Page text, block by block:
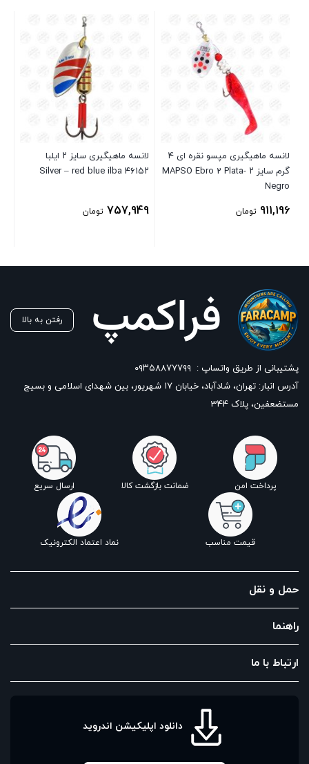
لانسه ماهیگیری مپسو نقره ای ۴
گرم سایز ۲ MAPSO Ebro 2 Plata-
Negro
911,196 تومان
لانسه ماهیگیری سایز ۲ ایلبا
۴۶۱۵۲ Silver – red blue ilba
757,949 تومان
رفتن به بالا
پشتیبانی از طریق واتساپ : ۰۹۳۵۸۸۷۷۷۹۹
آدرس انبار: تهران، شادآباد، خیابان ١٧ شهریور، بین شهدای اسلامی و بسیج
مستضعفین، پلاک 344
پرداخت امن ضمانت بازگشت کالا ارسال سریع
قیمت مناسب نماد اعتماد الکترونیک
حمل و نقل
راهنما
ارتباط با ما
دانلود اپلیکیشن اندروید